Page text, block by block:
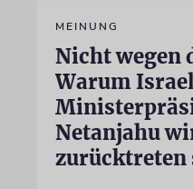
MEINUNG
Nicht wegen
Warum
Netanjahu
zurücktreten